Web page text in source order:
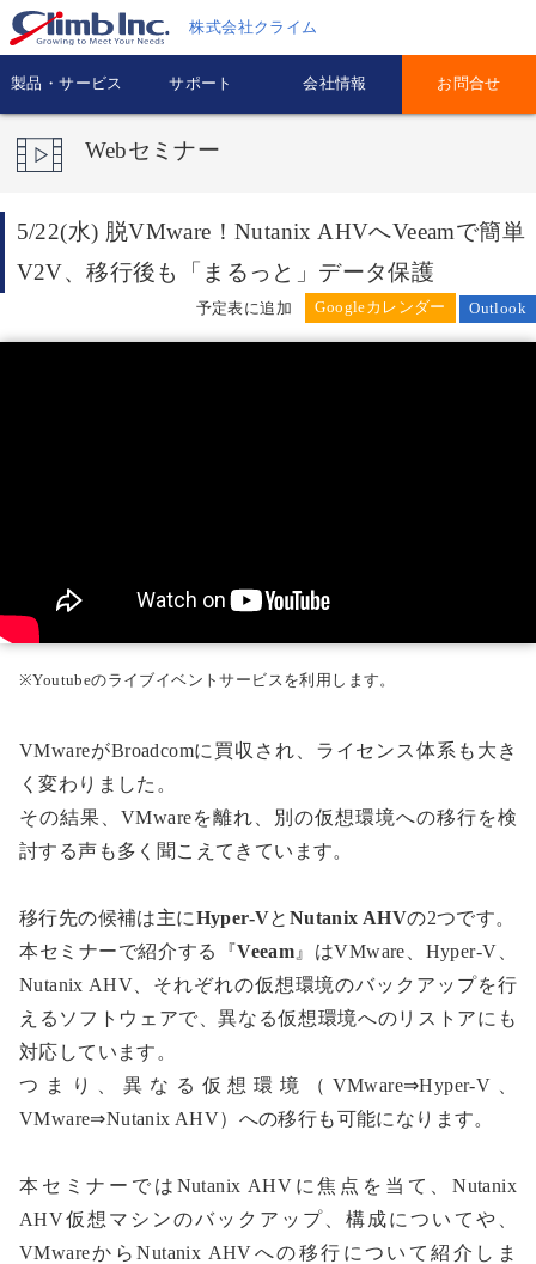
株式会社クライム
製品・サービス サポート 会社情報 お問合せ
Webセミナー
5/22(水) 脱VMware！Nutanix AHVへVeeamで簡単
V2V、移行後も「まるっと」データ保護
予定表に追加 Outlook
※Youtubeのライブイベントサービスを利用します。
VMwareがBroadcomに買収され、ライセンス体系も大き
く変わりました。
その結果、VMwareを離れ、別の仮想環境への移行を検
討する声も多く聞こえてきています。
移行先の候補は主にHyper-Vと Nutanix AHVの2つです。
本セミナーで紹介する『Veeam 』はVMware、Hyper-V、
Nutanix AHV、それぞれの仮想環境のバックアップを行
えるソフトウェアで、異なる仮想環境へのリストアにも
対応しています。
つまり、異なる仮想環境（VMware⇒Hyper-V、
VMware⇒Nutanix AHV）への移行も可能になります。
本セミナーではNutanix AHVに焦点を当て、Nutanix
AHV仮想マシンのバックアップ、構成についてや、
VMwareからNutanix AHVへの移行について紹介しま